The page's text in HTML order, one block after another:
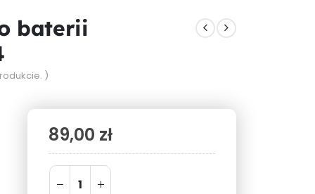
baterii
)
89,00 zł